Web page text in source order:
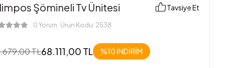
Şömineli Tv Ünitesi
0 Yorum Ürün Kodu: 2538
Tavsiye Et
TL68.111,00 TL %10 İNDİRİM